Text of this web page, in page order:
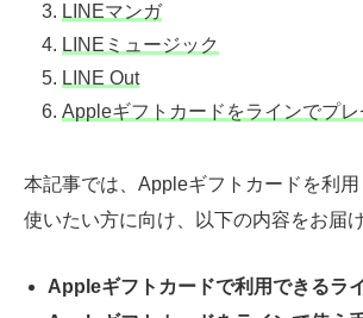
LINEマンガ
LINEミュージック
LINE Out
Appleギフトカードをラインでプレ
本記事では、Appleギフトカードを利
使いたい方に向け、以下の内容をお届
Appleギフトカードで利用できるラ